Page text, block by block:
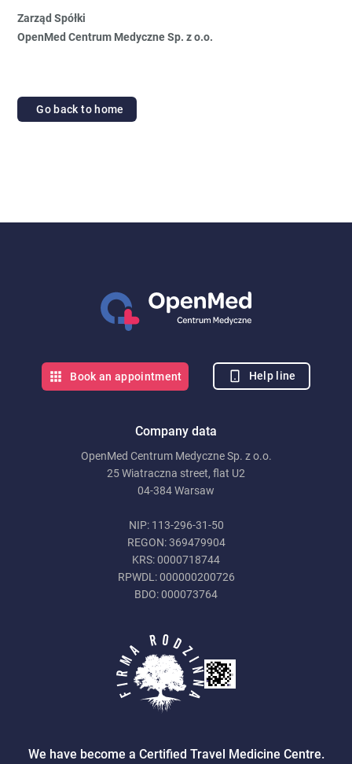
Zarząd Spółki
OpenMed Centrum Medyczne Sp. z o.o.
Go back to home
Company data
OpenMed Centrum Medyczne Sp. z o.o.
25 Wiatraczna street, flat U2
04-384 Warsaw
NIP: 113-296-31-50
REGON: 369479904
KRS: 0000718744
RPWDL: 000000200726
BDO: 000073764
We have become a Certified Travel Medicine Centre.
Book an appointment Help line